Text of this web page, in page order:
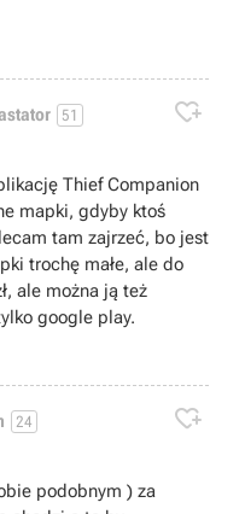
51 
Thief Companion
mapki, gdyby ktoś
tam zajrzeć, bo jest
trochę małe, ale do
ale można ją też
google play.
24 
podobnym ) za